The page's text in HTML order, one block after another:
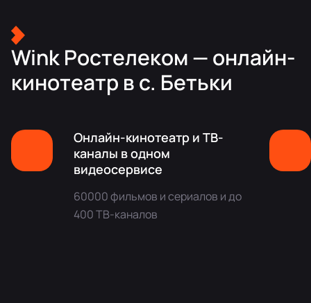
Wink Ростелеком — онлайн-
кинотеатр в с. Бетьки
Онлайн-кинотеатр и ТВ-
каналы в одном
видеосервисе
60000 фильмов и сериалов и до
400 ТВ-каналов